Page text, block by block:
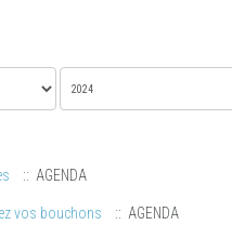
:: AGENDA
vos bouchons
:: AGENDA